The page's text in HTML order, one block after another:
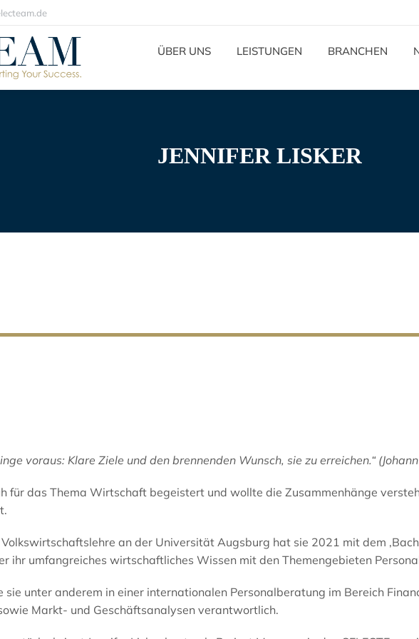
ÜBER UNS LEISTUNGEN BRANCHEN
JENNIFER LISKER
voraus: Klare Ziele und den brennenden Wunsch, sie zu erreichen.“
für das Thema Wirtschaft begeistert und wollte die Zusammenhänge
an der Universität Augsburg hat sie 2021 mit dem
ihr umfangreiches wirtschaftliches Wissen mit den Themengebieten
unter anderem in einer internationalen Personalberatung im Bereich
Markt- und Geschäftsanalysen verantwortlich.